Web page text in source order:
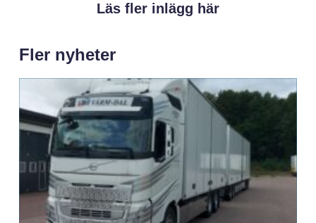
Läs fler inlägg här
Fler nyheter